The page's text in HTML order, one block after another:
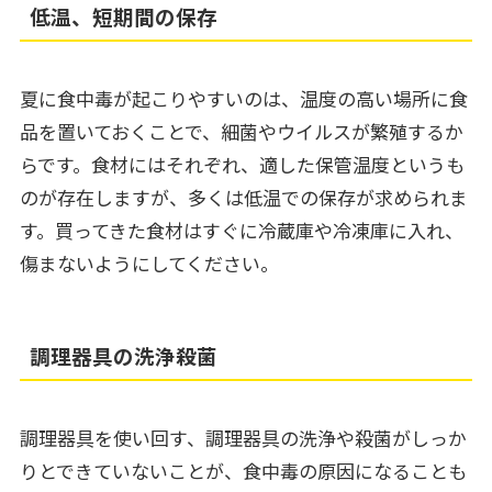
低温、短期間の保存
夏に食中毒が起こりやすいのは、温度の高い場所に食
品を置いておくことで、細菌やウイルスが繁殖するか
らです。食材にはそれぞれ、適した保管温度というも
のが存在しますが、多くは低温での保存が求められま
す。買ってきた食材はすぐに冷蔵庫や冷凍庫に入れ、
傷まないようにしてください。
調理器具の洗浄殺菌
調理器具を使い回す、調理器具の洗浄や殺菌がしっか
りとできていないことが、食中毒の原因になることも